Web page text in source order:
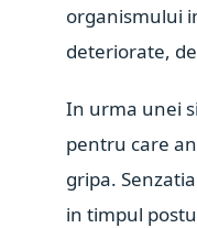
organismului
deteriorate,
In urma unei
pentru care
gripa.
in timpul